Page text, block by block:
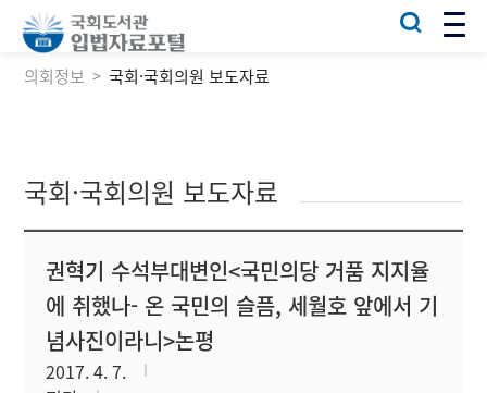
의회정보 국회·국회의원 보도자료
국회·국회의원 보도자료
권혁기 수석부대변인<국민의당 거품 지지율
에 취했나- 온 국민의 슬픔, 세월호 앞에서 기
념사진이라니>논평
2017. 4. 7.